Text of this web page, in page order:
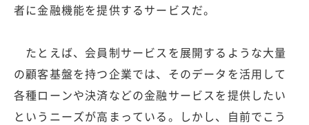
者に金融機能を提供するサービスだ。
たとえば、会員制サービスを展開するような大量
の顧客基盤を持つ企業では、そのデータを活用して
各種ローンや決済などの金融サービスを提供したい
というニーズが高まっている。しかし、自前でこう